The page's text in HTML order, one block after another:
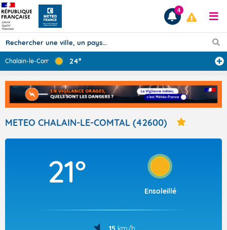
Prévisions
TOUS LES RÉSULTATS
Articles
4
Chalain-le-Comt ... 24°
METEO CHALAIN-LE-COMTAL (42600)
21°
Ensoleillé